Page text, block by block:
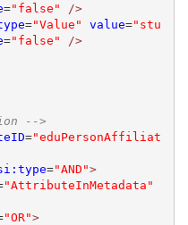
="false"
/>
="Value" value="stu
="false"
/>
-->
="eduPersonAffiliat
="AND">
"AttributeInMetadata"
"OR">